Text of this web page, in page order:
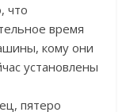
что
время
кому они
установлены
пятеро